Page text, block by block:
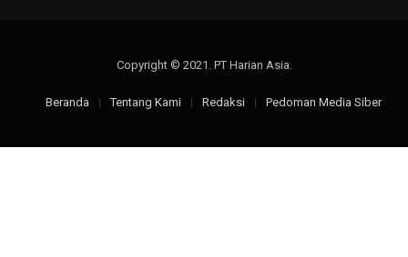
Copyright © 2021. PT Harian Asia.
Beranda Tentang Kami Redaksi Pedoman Media Siber